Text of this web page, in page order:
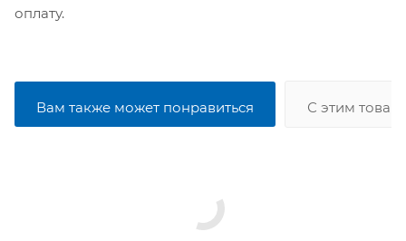
оплату.
Вам также может понравиться С этим